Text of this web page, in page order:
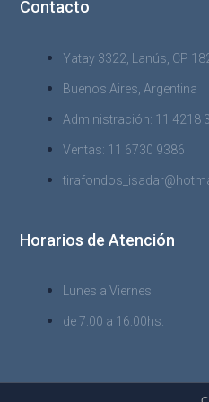
Contacto
Yatay 3322, Lanús, CP
Buenos Aires, Argentina
Administración: 11 4218
Ventas: 11 6730 9386
Horarios de Atención
Lunes a Viernes
de 7:00 a 16:00hs.